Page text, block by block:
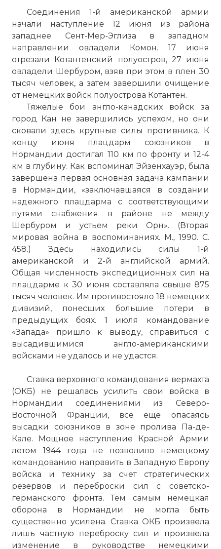
Соединения 1-й американской армии
начали наступление 12 июня из района
западнее Сент-Мер-Эглиза в западном
направлении овладели Комон. 17 июня
отрезали Котантенский полуостров, 27 июня
овладели Шербуром, взяв при этом в плен 30
тысяч человек, а затем завершили очищение
от немецких войск полуострова Котантен.
Тяжелые бои англо-канадских войск за
город Кан не завершились успехом, но они
сковали здесь крупные силы противника. К
концу июня плацдарм союзников в
Нормандии достигал 110 км по фронту и 12-4
км в глубину. Как вспоминал Эйзенхауэр, была
завершена первая основная задача кампании
в Нормандии, «заключавшаяся в создании
надежного плацдарма с соответствующими
путями снабжения в районе не между
Шербуром и устьем реки Орн». (Вторая
мировая война в воспоминаниях. М., 1990. С.
458.) Здесь находились силы 1-й
американской и 2-й английской армий.
Общая численность экспедиционных сил на
плацдарме к 30 июня составляла свыше 875
тысяч человек. Им противостояло 18 немецких
дивизий, понесших большие потери в
предыдущих боях. 1 июля командование
«Запада» пришло к выводу, справиться с
высадившимися англо-американскими
войсками не удалось и не удастся.
Ставка верховного командования вермахта
(ОКБ) не решалась усилить свои войска в
Нормандии соединениями из Северо-
Восточной Франции, все еще опасаясь
высадки союзников в зоне пролива Па-де-
Кале. Мощное наступление Красной Армии
летом 1944 года не позволило немецкому
командованию направить в Западную Европу
войска и технику за счет стратегических
резервов и переброски сил с советско-
германского фронта. Тем самым немецкая
оборона в Нормандии не могла быть
существенно усилена. Ставка ОКБ произвела
лишь частную переброску сил и произвела
изменение в руководстве немецкими